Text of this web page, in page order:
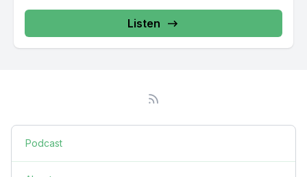
Listen
Podcast